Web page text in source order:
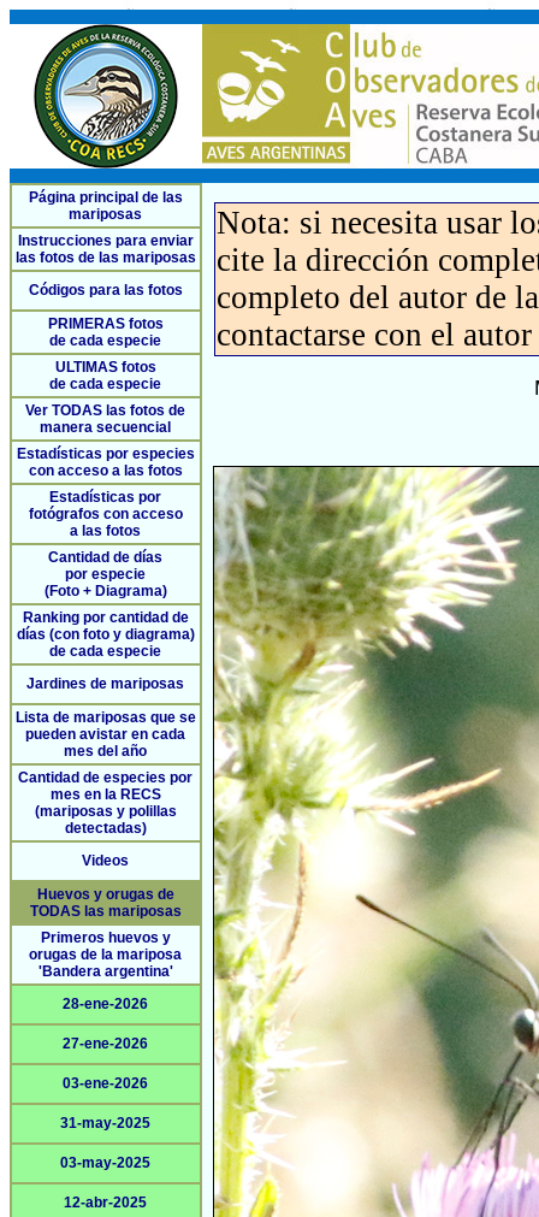
Página principal de las
mariposas
Instrucciones para enviar
las fotos de las mariposas
Códigos para las fotos
PRIMERAS fotos
de cada especie
ULTIMAS fotos
de cada especie
Ver TODAS las fotos de
manera secuencial
Estadísticas por especies
con acceso a las fotos
Estadísticas por
fotógrafos con acceso
a las fotos
Cantidad de días
por especie
(Foto + Diagrama)
Ranking por cantidad de
días (con foto y diagrama)
de cada especie
Jardines de mariposas
Lista de mariposas que se
pueden avistar en cada
mes del año
Cantidad de especies por
mes en la RECS
(mariposas y polillas
detectadas)
Videos
Huevos y orugas de
TODAS las mariposas
Primeros huevos y
orugas de la mariposa
'Bandera argentina'
28-ene-2026
27-ene-2026
03-ene-2026
31-may-2025
03-may-2025
12-abr-2025
Nota: si necesita usar
cite la dirección
completo del autor de
contactarse con el